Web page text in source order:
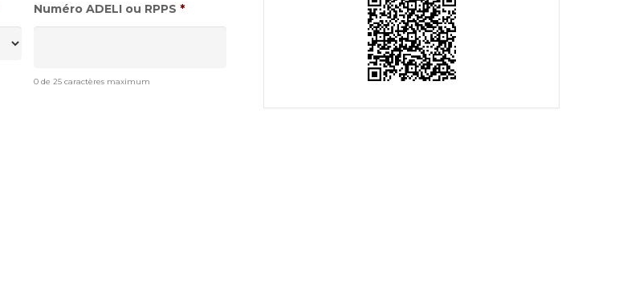
Numéro ADELI ou RPPS *
0 de 25 caractères maximum